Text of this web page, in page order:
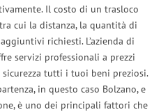
Il costo di un trasloco
cui la distanza, la quantità di
richiesti. L’azienda di
servizi professionali a prezzi
tutti i tuoi beni preziosi.
in questo caso Bolzano, e
è uno dei principali fattori che